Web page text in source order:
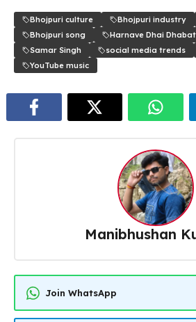
Bhojpuri culture Bhojpuri industry
Bhojpuri song
Harnave Dhai
Samar Singh
social media trends
YouTube music
Manibhushan
Join WhatsApp